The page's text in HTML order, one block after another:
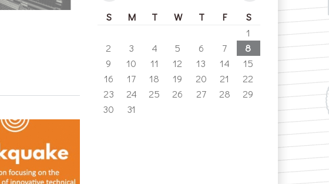
S M T W T F
S
1
2
3 4 5 6 7
8
9
10 11 12 13 14
15
16
17 18 19 20 21
22
23
24 25 26 27 28
29
30
31